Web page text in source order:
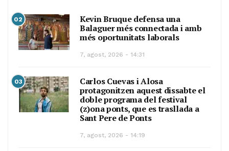
02
Kevin Bruque defensa una
Balaguer més connectada i amb
més oportunitats laborals
7, agost, 2026 - 14:31
03
Carlos Cuevas i Alosa
protagonitzen aquest dissabte el
doble programa del festival
(z)ona ponts, que es trasllada a
Sant Pere de Ponts
7, agost, 2026 - 14:19